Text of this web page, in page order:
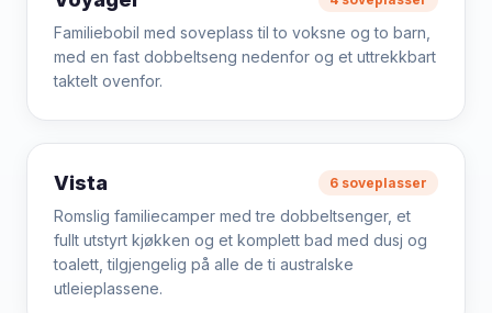
Familiebobil med soveplass til to voksne og to barn,
med en fast dobbeltseng nedenfor og et uttrekkbart
taktelt ovenfor.
Vista 6 soveplasser
Romslig familiecamper med tre dobbeltsenger, et
fullt utstyrt kjøkken og et komplett bad med dusj og
toalett, tilgjengelig på alle de ti australske
utleieplassene.